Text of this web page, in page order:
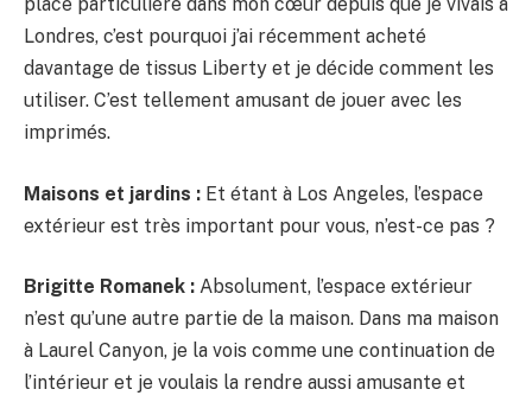
Londres, c’est pourquoi j’ai récemment acheté
davantage de tissus Liberty et je décide comment les
utiliser. C’est tellement amusant de jouer avec les
imprimés.
Maisons et jardins : Et étant à Los Angeles, l’espace
extérieur est très important pour vous, n’est-ce pas ?
Brigitte Romanek : Absolument, l’espace extérieur
n’est qu’une autre partie de la maison. Dans ma maison
à Laurel Canyon, je la vois comme une continuation de
l’intérieur et je voulais la rendre aussi amusante et